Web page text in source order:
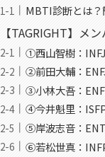
MBTI診断とは？
【TAGRIGHT】メ
①西山智樹：INFJ
②前田大輔：
③小林大吾：
④今井魁里：ISFP
⑤岸波志音：
⑥若松世真：